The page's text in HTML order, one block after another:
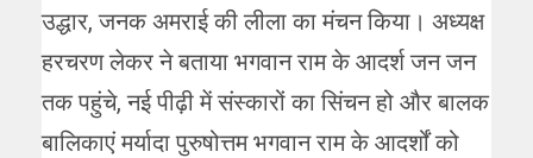
उद्धार, जनक अमराई की लीला का मंचन किया। अध्यक्ष
हरचरण लेकर ने बताया भगवान राम के आदर्श जन जन
तक पहुंचे, नई पीढ़ी में संस्कारों का सिंचन हो और बालक
बालिकाएं मर्यादा पुरुषोत्तम भगवान राम के आदर्शों को